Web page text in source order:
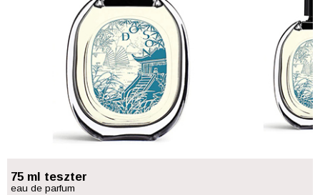
75 ml teszter
eau de parfum